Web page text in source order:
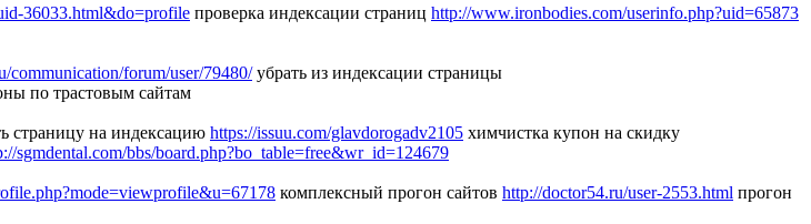
36033.html&do=profile проверка индексации страниц http://www.ironbodies.com/userinfo.php?uid=65873
communication/forum/user/79480/убрать из индексации страницы
по трастовым сайтам
страницу на индексацию https://issuu.com/glavdorogadv2105 химчистка купон на скидку
sgmdental.com/bbs/board.php?bo_table=free&wr_id=124679
комплексный прогон сайтов http://doctor54.ru/user-2553.html прогон